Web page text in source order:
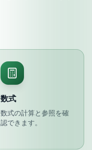
数式
数式の計算と参照を確
認できます。